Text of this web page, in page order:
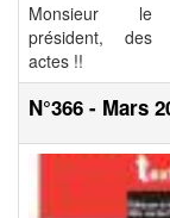
Monsieur le
président, des
actes !!
N°366 - Mars